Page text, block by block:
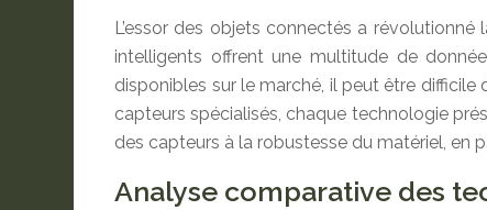
L’essor des objets connectés a
intelligents offrent une multitude de
disponibles sur le marché, il peut être
capteurs spécialisés, chaque technologie
des capteurs à la robustesse du matériel, en
Analyse comparative des